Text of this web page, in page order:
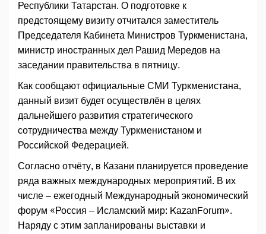
Республики Татарстан. О подготовке к
предстоящему визиту отчитался заместитель
Председателя Кабинета Министров Туркменистана,
министр иностранных дел Рашид Мередов на
заседании правительства в пятницу.
Как сообщают официальные СМИ Туркменистана,
данный визит будет осуществлён в целях
дальнейшего развития стратегического
сотрудничества между Туркменистаном и
Российской Федерацией.
Согласно отчёту, в Казани планируется проведение
ряда важных международных мероприятий. В их
числе – ежегодный Международный экономический
форум «Россия – Исламский мир: KazanForum».
Наряду с этим запланированы выставки и